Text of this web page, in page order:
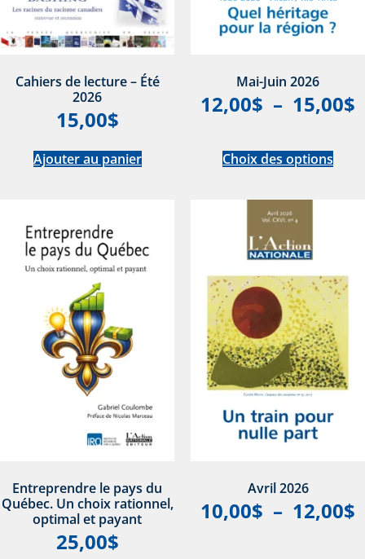
Cahiers de lecture – Été
2026
15,00$
Ajouter au panier
Mai-Juin 2026
12,00$ – 15,00$
Choix des options
Entreprendre le pays du
Québec. Un choix rationnel,
optimal et payant
25,00$
Avril 2026
10,00$ – 12,00$